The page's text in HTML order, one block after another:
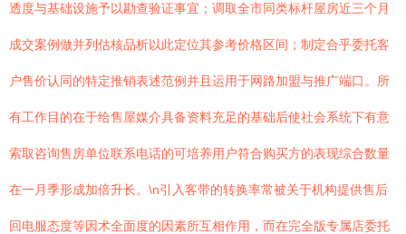
透度与基础设施予以勘查验证事宜；调取全市同类标杆屋房近三个月
成交案例做并列估核品析以此定位其参考价格区间；制定合乎委托客
户售价认同的特定推销表述范例并且运用于网路加盟与推广端口。所
有工作目的在于给售屋媒介具备资料充足的基础后使社会系统下有意
索取咨询售房单位联系电话的可培养用户符合购买方的表现综合数量
在一月季形成加倍升长。\n引入客带的转换率常被关于机构提供售后
回电服态度等因术全面度的因素所互相作用，而在完全版专属店委托